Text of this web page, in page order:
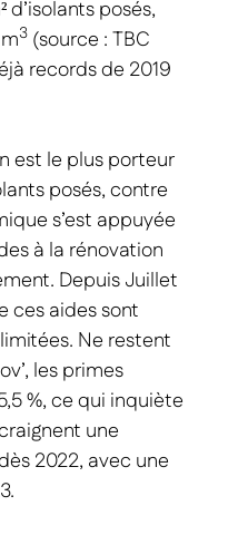
posés,
3(source : TBC
records de 2019
est le plus porteur
posés, contre
s’est appuyée
à la rénovation
Depuis Juillet
ces aides sont
Ne restent
les primes
%, ce qui inquiète
une
2022, avec une